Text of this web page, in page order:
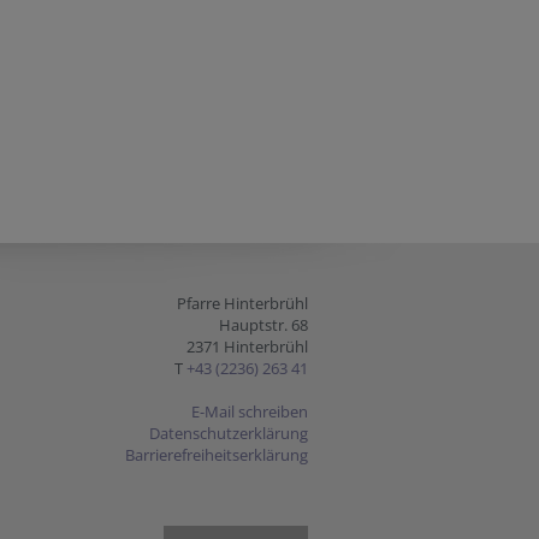
Pfarre Hinterbrühl
Hauptstr. 68
2371 Hinterbrühl
T +43 (2236) 263 41
E-Mail schreiben
Datenschutzerklärung
Barrierefreiheitserklärung